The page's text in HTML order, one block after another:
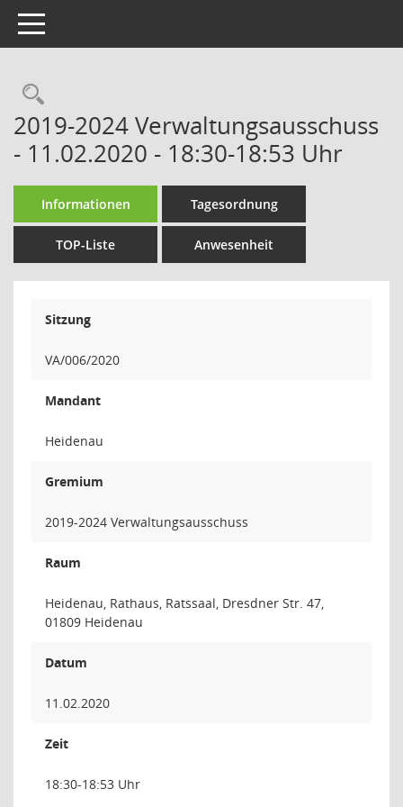
Toggle navigation
Rechercheauswahl
2019-2024 Verwaltungsausschuss
- 11.02.2020 - 18:30-18:53 Uhr
Informationen Tagesordnung
TOP-Liste Anwesenheit
Sitzung
VA/006/2020
Mandant
Heidenau
Gremium
2019-2024 Verwaltungsausschuss
Raum
Heidenau, Rathaus, Ratssaal, Dresdner Str. 47,
01809 Heidenau
Datum
11.02.2020
Zeit
18:30-18:53 Uhr